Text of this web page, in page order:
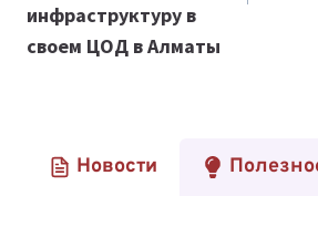
инфраструктуру в
своем ЦОД в Алматы
Новости